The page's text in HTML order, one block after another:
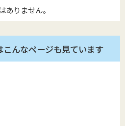
ありません。
こんなページも見ています